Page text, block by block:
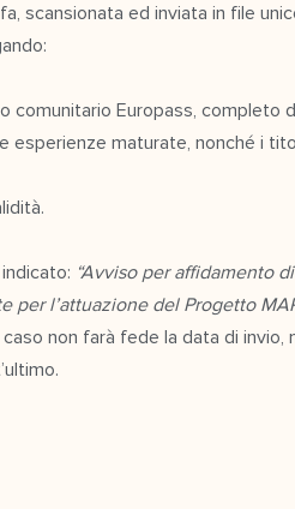
scansionata ed inviata in file
comunitario Europass,
esperienze maturate, nonché i
“Avviso per affidamento
l’attuazione del Progetto
non farà fede la data di